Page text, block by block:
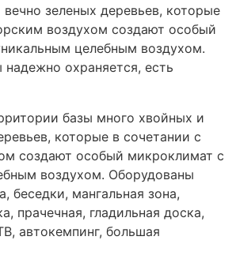
зеленых деревьев, которые
воздухом создают особый
целебным воздухом.
охраняется, есть
базы много хвойных и
которые в сочетании с
создают особый микроклимат с
воздухом. Оборудованы
беседки, мангальная зона,
прачечная, гладильная доска,
автокемпинг, большая